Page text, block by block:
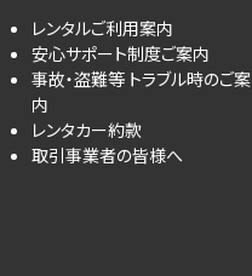
レンタルご利用案内
安心サポート制度ご案内
事故・盗難等 トラブル時のご案
内
レンタカー約款
取引事業者の皆様へ